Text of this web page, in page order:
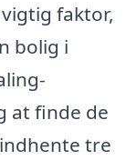
faktor,
bolig i
at finde de
tre